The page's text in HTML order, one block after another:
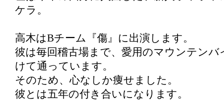
ケラ。
高木はBチーム『傷』に出演します。
彼は毎回稽古場まで、愛用のマウンテンバ
けて通っています。
そのため、心なしか痩せました。
彼とは五年の付き合いになります。